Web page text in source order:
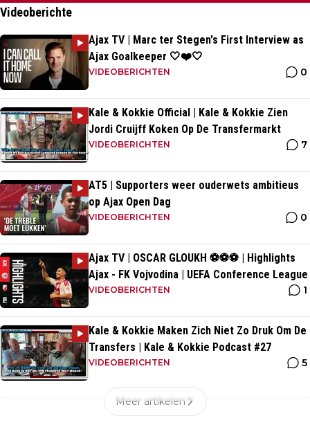
Videoberichte
Ajax TV | Marc ter Stegen's First Interview as
Ajax Goalkeeper 🤍❤️🤍
VIDEOBERICHTEN 0
Kale & Kokkie Official | Kale & Kokkie Zien
Jordi Cruijff Koken Op De Transfermarkt
VIDEOBERICHTEN 7
AT5 | Supporters weer ouderwets ambitieus
op Ajax Open Dag
VIDEOBERICHTEN 0
Ajax TV | OSCAR GLOUKH ⚽️⚽️⚽️ | Highlights
Ajax - FK Vojvodina | UEFA Conference League
VIDEOBERICHTEN 1
Kale & Kokkie Maken Zich Niet Zo Druk Om De
Transfers | Kale & Kokkie Podcast #27
VIDEOBERICHTEN 5
Meer artikelen